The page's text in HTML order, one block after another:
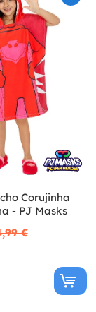
Corujinha
- PJ Masks
€